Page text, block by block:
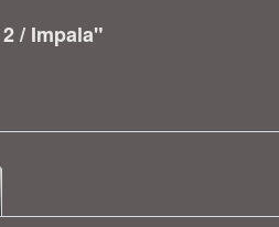
/ Impala"